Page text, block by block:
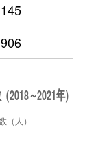
145
906